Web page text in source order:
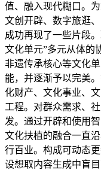
值、融入现代糊口。
文创开辟、数字旅逛
成功再现了一些片段
文化单元”多元从体的
非遗传承核心等文化
能，并逐渐予以完美
化财产、文化事业、
工程。对群众需求、
发。通过开辟和使用
文化扶植的融合一直
行百业。构成可动态
设想取内容生成中盲